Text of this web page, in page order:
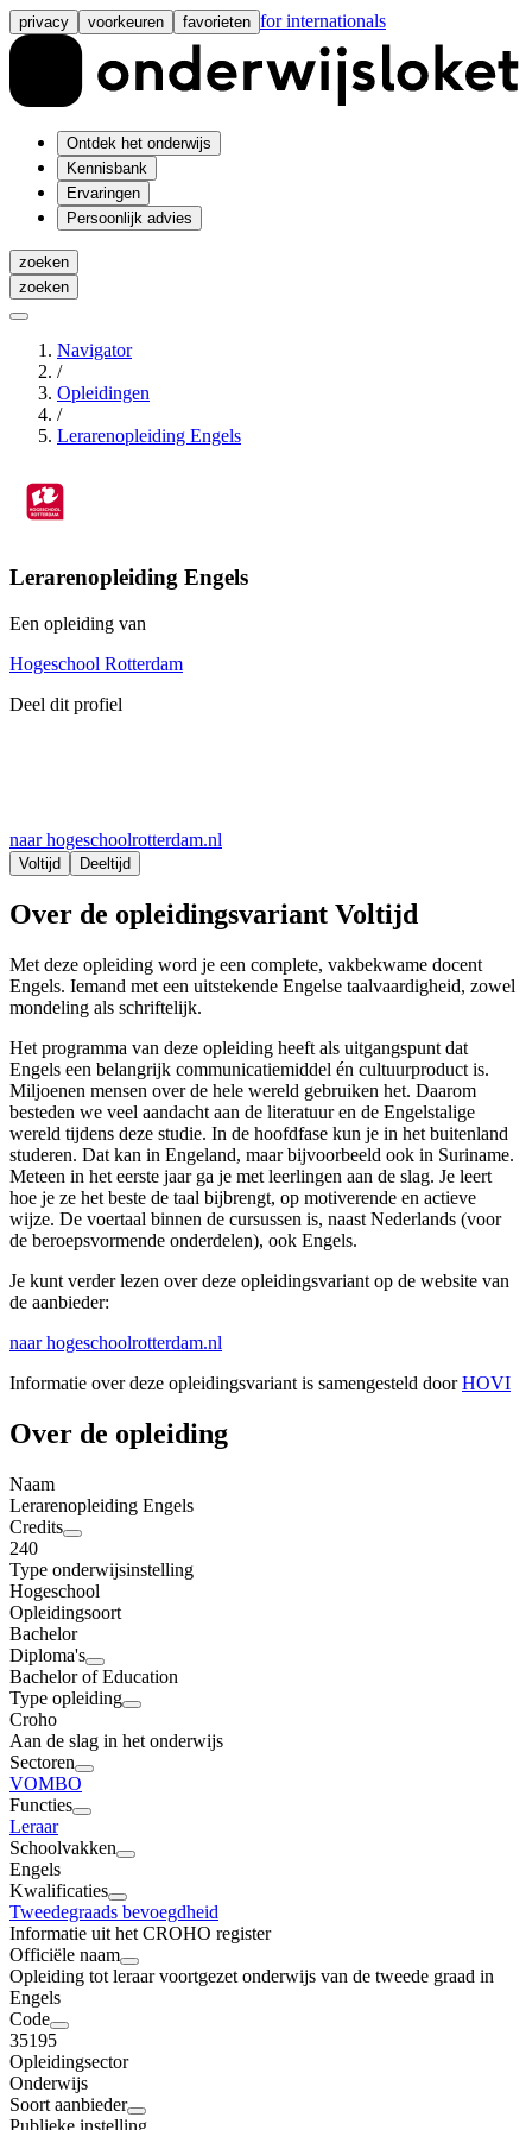
privacy voorkeuren favorieten for internationals
Ontdek het onderwijs
Kennisbank
Ervaringen
Persoonlijk advies
zoeken
zoeken
Navigator
/
Opleidingen
/
Lerarenopleiding Engels
Lerarenopleiding Engels
Een opleiding van
Hogeschool Rotterdam
Deel dit profiel
naar hogeschoolrotterdam.nl
Voltijd Deeltijd
Over de opleidingsvariant Voltijd
Met deze opleiding word je een complete, vakbekwame docent
Engels. Iemand met een uitstekende Engelse taalvaardigheid, zowel
mondeling als schriftelijk.
Het programma van deze opleiding heeft als uitgangspunt dat
Engels een belangrijk communicatiemiddel én cultuurproduct is.
Miljoenen mensen over de hele wereld gebruiken het. Daarom
besteden we veel aandacht aan de literatuur en de Engelstalige
wereld tijdens deze studie. In de hoofdfase kun je in het buitenland
studeren. Dat kan in Engeland, maar bijvoorbeeld ook in Suriname.
Meteen in het eerste jaar ga je met leerlingen aan de slag. Je leert
hoe je ze het beste de taal bijbrengt, op motiverende en actieve
wijze. De voertaal binnen de cursussen is, naast Nederlands (voor
de beroepsvormende onderdelen), ook Engels.
Je kunt verder lezen over deze opleidingsvariant op de website van
de aanbieder:
naar hogeschoolrotterdam.nl
Informatie over deze opleidingsvariant is samengesteld doorHOVI
Over de opleiding
Naam
Lerarenopleiding Engels
Credits
240
Type onderwijsinstelling
Hogeschool
Opleidingsoort
Bachelor
Diploma's
Bachelor of Education
Type opleiding
Croho
Aan de slag in het onderwijs
Sectoren
VOMBO
Functies
Leraar
Schoolvakken
Engels
Kwalificaties
Tweedegraads bevoegdheid
Informatie uit het CROHO register
Officiële naam
Opleiding tot leraar voortgezet onderwijs van de tweede graad in
Engels
Code
35195
Opleidingsector
Onderwijs
Soort aanbieder